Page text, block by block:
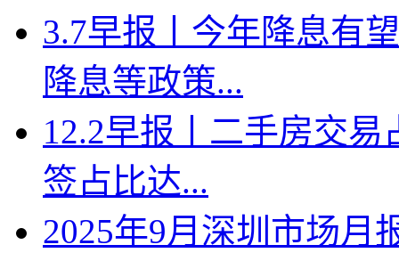
3.7早报丨今年降息有
降息等政策...
12.2早报丨二手房交
签占比达...
2025年9月深圳市场月